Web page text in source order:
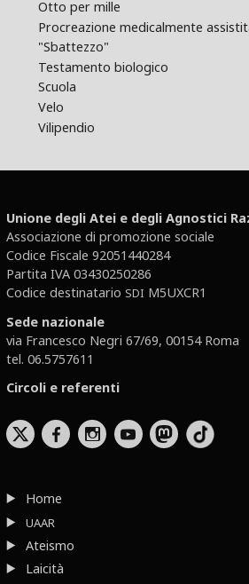
Otto per mille
Procreazione medicalmente
"Sbattezzo"
Testamento biologico
Scuola
Velo
Vilipendio
Unione degli Atei e degli Agnostici
Associazione di promozione sociale
Codice Fiscale 92051440284
Partita IVA 03430250286
Codice destinatario SDI M5UXCR1
Sede nazionale
via Francesco Negri 67/69, 00154 Roma
tel. 06.5757611
Circoli e referenti
b x r
Home
UAAR
Ateismo
Laicità